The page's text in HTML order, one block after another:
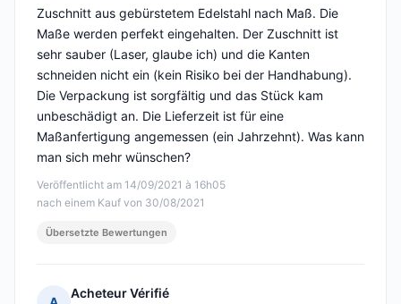
Veröffentlicht am 14/09/2021 à 16h05
nach einem Kauf von 30/08/2021
Zuschnitt aus gebürstetem Edelstahl nach Maß. Die
Maße werden perfekt eingehalten. Der Zuschnitt ist
sehr sauber (Laser, glaube ich) und die Kanten
schneiden nicht ein (kein Risiko bei der Handhabung).
Die Verpackung ist sorgfältig und das Stück kam
unbeschädigt an. Die Lieferzeit ist für eine
Maßanfertigung angemessen (ein Jahrzehnt). Was kann
man sich mehr wünschen?
Übersetzte Bewertungen
Acheteur Vérifié